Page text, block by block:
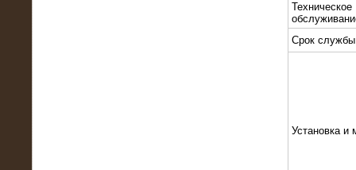
Техническое
Срок службы
Установка и